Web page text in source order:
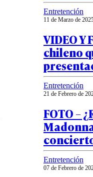
Entretención
11 de Marzo de
VIDEO Y
chileno
Entretención
21 de Febrero de
FOTO –
Entretención
07 de Febrero de